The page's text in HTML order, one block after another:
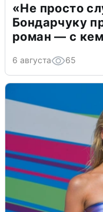
«Не просто
Бондарчуку
роман — с кем
6 августа 65